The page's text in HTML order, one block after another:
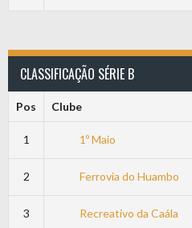
CLASSIFICAÇÃO SÉRIE B
Pos Clube
1 1º Maio
2 Ferrovia do Huambo
3 Recreativo da Caála